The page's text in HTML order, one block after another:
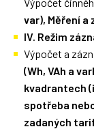
var), Měření a
IV. Režim
Výpočet a
(Wh, VAh a
kvadrantech
spotřeba
zadaných